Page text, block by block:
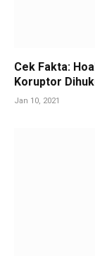
Cek Fakta:
Koruptor
Jan 10, 2021